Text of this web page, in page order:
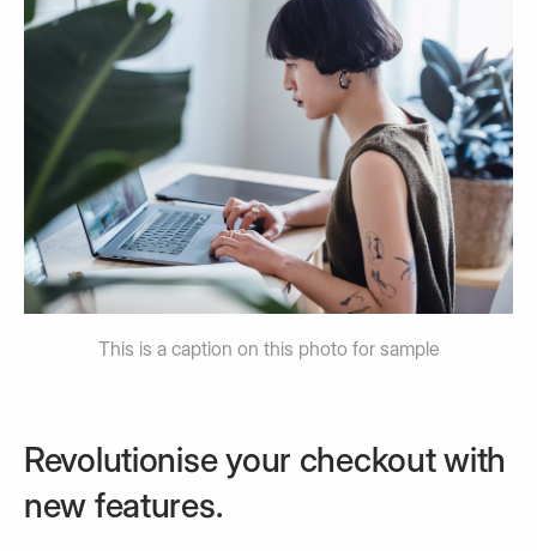
This is a caption on this photo for sample
Revolutionise your checkout with
new features.